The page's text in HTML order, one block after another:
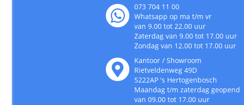
073 704 11 00
Whatsapp op ma t/m vr
van 9.00 tot 22.00 uur
Zaterdag van 9.00 tot 17.00 uur
Zondag van 12.00 tot 17.00 uur
Kantoor / Showroom
Rietveldenweg 49D
5222AP 's Hertogenbosch
Maandag t/m zaterdag geopend
van 09.00 tot 17.00 uur